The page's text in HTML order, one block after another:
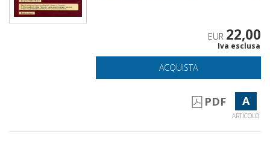
EUR 22,00
Iva esclusa
ACQUISTA
PDF A
ARTICOLO